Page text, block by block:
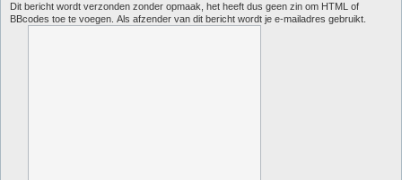
Dit bericht wordt verzonden zonder opmaak, het heeft dus geen zin om HTML of
BBcodes toe te voegen. Als afzender van dit bericht wordt je e-mailadres gebruikt.